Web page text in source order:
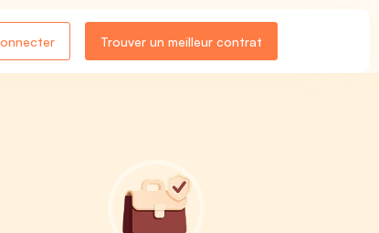
Trouver un meilleur contrat